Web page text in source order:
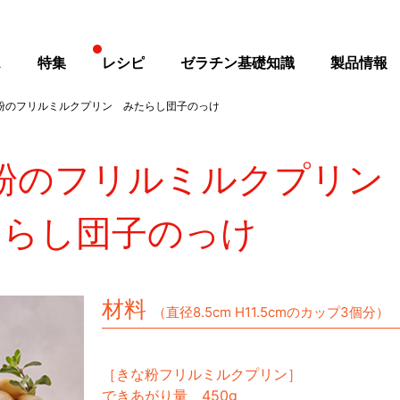
のフリルミルクプリン みたらし団子のっけ
のフリルミルクプリン
し団子のっけ
材料 （直径8.5cm H11.5cmのカップ3個分）
［きな粉フリルミルクプリン］
できあがり量 450g
特集 レシピ ゼラチン基礎知識 製品情報